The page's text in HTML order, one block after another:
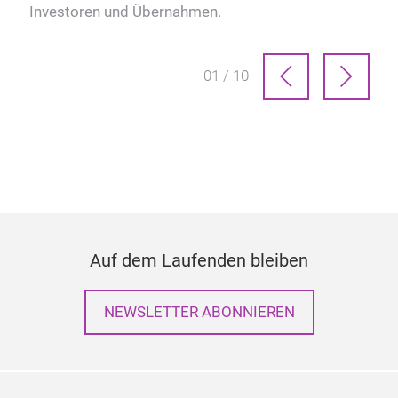
Investoren und Übernahmen.
01 / 10
Auf dem Laufenden bleiben
NEWSLETTER ABONNIEREN